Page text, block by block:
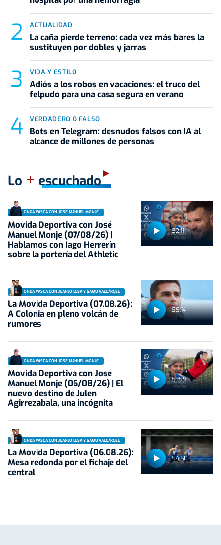
ACTUALIDAD
La caña pierde terreno: cada vez más bares la
sustituyen por dobles y jarras
VIDA Y ESTILO
Adiós a los robos en vacaciones: el truco del
felpudo para una casa segura en verano
VERDADERO O FALSO
Bots en Telegram: desnudos falsos con IA al
alcance de millones de personas
Lo + escuchado
52:11
ONDA VASCA CON JOSÉ MANUEL MONJE
Movida Deportiva con José
Manuel Monje (07/08/26) |
Hablamos con Iago Herrerín
sobre la portería del Athletic
55:14
ONDA VASCA CON JUANJO LUSA Y SAMU VALCÁRCEL
La Movida Deportiva (07.08.26):
A Colonia en pleno volcán de
rumores
51:59
ONDA VASCA CON JOSÉ MANUEL MONJE
Movida Deportiva con José
Manuel Monje (06/08/26) | El
nuevo destino de Julen
Agirrezabala, una incógnita
54:50
ONDA VASCA CON JUANJO LUSA Y SAMU VALCÁRCEL
La Movida Deportiva (06.08.26):
Mesa redonda por el fichaje del
central